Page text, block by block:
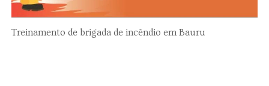
Treinamento de brigada de incêndio em Bauru